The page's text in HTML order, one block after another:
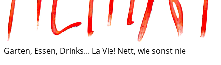
Garten, Essen, Drinks... La Vie! Nett, wie sonst nie